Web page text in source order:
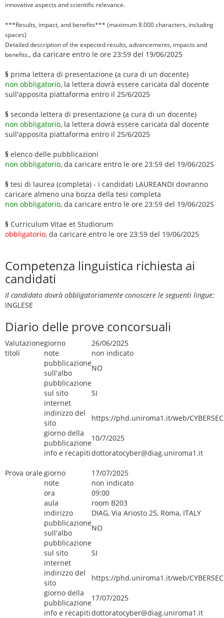
innovative aspects and scientific relevance.
***Results, impact, and benefits*** (maximum 8.000 characters, including
spaces)
Detailed description of the expected results, advancements, impacts and
benefits., da caricare entro le ore 23:59 del 19/06/2025
§ prima lettera di presentazione (a cura di un docente)
non obbligatorio, la lettera dovrà essere caricata dal docente
sull'apposita piattaforma entro il 25/6/2025
§ seconda lettera di presentazione (a cura di un docente)
non obbligatorio, la lettera dovrà essere caricata dal docente
sull'apposita piattaforma entro il 25/6/2025
§ elenco delle pubblicazioni
non obbligatorio, da caricare entro le ore 23:59 del 19/06/2025
§ tesi di laurea (completa) - i candidati LAUREANDI dovranno
caricare almeno una bozza della tesi completa
non obbligatorio, da caricare entro le ore 23:59 del 19/06/2025
§ Curriculum Vitae et Studiorum
obbligatorio, da caricare entro le ore 23:59 del 19/06/2025
Competenza linguistica richiesta ai
candidati
Il candidato dovrà obbligatoriamente conoscere le seguenti lingue:
INGLESE
Diario delle prove concorsuali
Valutazione
titoli
giorno
26/06/2025
note
non indicato
pubblicazione
sull'albo
NO
pubblicazione
sul sito
internet
SI
indirizzo del
sito
https://phd.uniroma1.it/web/
giorno della
pubblicazione
10/7/2025
info e recapitidottoratocyber@diag.uniroma1.it
Prova orale giorno
17/07/2025
note
non indicato
ora
09:00
aula
room B203
indirizzo
DIAG, Via Ariosto 25, Roma, ITALY
pubblicazione
sull'albo
NO
pubblicazione
sul sito
internet
SI
indirizzo del
sito
https://phd.uniroma1.it/web/
giorno della
pubblicazione
17/07/2025
info e recapitidottoratocyber@diag.uniroma1.it